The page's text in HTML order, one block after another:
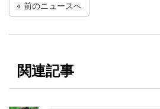
« 前のニュースへ
関連記事